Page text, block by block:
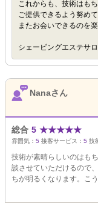
これからも、技術はも
ご提供できるよう努めて
またお会いできるのを
シェービングエステサ
Nanaさん
総合 5 ★★★★★
雰囲気： 5 接客サービス： 5 技
技術が素晴らしいのはも
談させていただけるので
ちが明るくなります。こ